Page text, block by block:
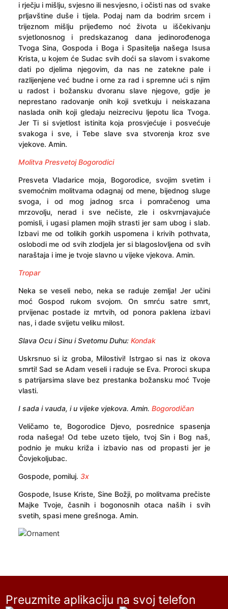
i rječju i mišlju, svjesno ili nesvjesno, i očisti nas od svake
prljavštine duše i tijela. Podaj nam da bodrim srcem i
trijeznom mišlju prijeđemo noć života u iščekivanju
svjetlonosnog i predskazanog dana jedinorođenoga
Tvoga Sina, Gospoda i Boga i Spasitelja našega Isusa
Krista, u kojem će Sudac svih doći sa slavom i svakome
dati po djelima njegovim, da nas ne zatekne pale i
razlijenjene već budne i orne za rad i spremne ući s njim
u radost i božansku dvoranu slave njegove, gdje je
neprestano radovanje onih koji svetkuju i neiskazana
naslada onih koji gledaju neizrecivu ljepotu lica Tvoga.
Jer Ti si svjetlost istinita koja prosvjećuje i posvećuje
svakoga i sve, i Tebe slave sva stvorenja kroz sve
vjekove. Amin.
Molitva Presvetoj Bogorodici
Presveta Vladarice moja, Bogorodice, svojim svetim i
svemoćnim molitvama odagnaj od mene, bijednog sluge
svoga, i od mog jadnog srca i pomračenog uma
mrzovolju, nerad i sve nečiste, zle i oskvrnjavajuće
pomisli, i ugasi plamen mojih strasti jer sam ubog i slab.
Izbavi me od tolikih gorkih uspomena i krivih pothvata,
oslobodi me od svih zlodjela jer si blagoslovljena od svih
naraštaja i ime je tvoje slavno u vijeke vjekova. Amin.
Tropar
Neka se veseli nebo, neka se raduje zemlja! Jer učini
moć Gospod rukom svojom. On smrću satre smrt,
prvijenac postade iz mrtvih, od ponora paklena izbavi
nas, i dade svijetu veliku milost.
Slava Ocu i Sinu i Svetomu Duhu: Kondak
Uskrsnuo si iz groba, Milostivi! Istrgao si nas iz okova
smrti! Sad se Adam veseli i raduje se Eva. Proroci skupa
s patrijarsima slave bez prestanka božansku moć Tvoje
vlasti.
I sada i vauda, i u vijeke vjekova. Amin. Bogorodičan
Veličamo te, Bogorodice Djevo, posrednice spasenja
roda našega! Od tebe uzeto tijelo, tvoj Sin i Bog naš,
podnio je muku križa i izbavio nas od propasti jer je
Čovjekoljubac.
Gospode, pomiluj. 3x
Gospode, Isuse Kriste, Sine Božji, po molitvama prečiste
Majke Tvoje, časnih i bogonosnih otaca naših i svih
svetih, spasi mene grešnoga. Amin.
Preuzmite aplikaciju na svoj telefon